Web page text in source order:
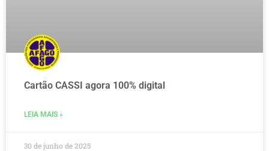
Cartão CASSI agora 100% digital
LEIA MAIS »
30 de junho de 2025